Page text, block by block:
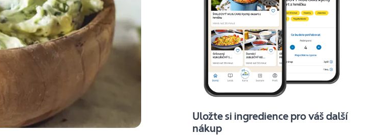
Uložte si ingredience pro váš další
nákup